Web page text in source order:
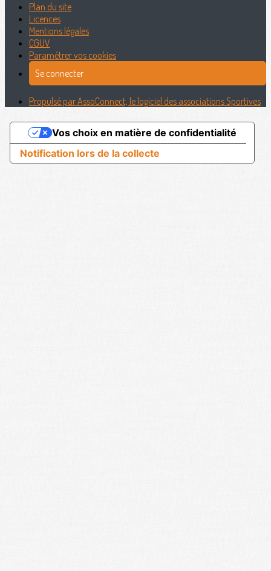
Plan du site
Licences
Mentions légales
CGUV
Paramétrer vos cookies
Se connecter
Propulsé par AssoConnect, le logiciel des associations Sportives
Notification lors de la collecte
Vos choix en matière de confidentialité